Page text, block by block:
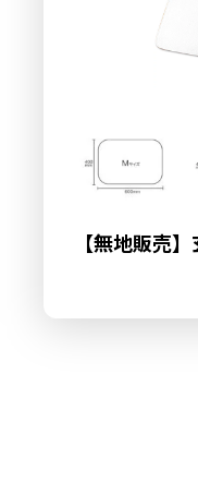
【無地販売